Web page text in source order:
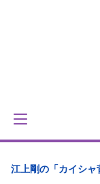
江上剛の「カイシャ